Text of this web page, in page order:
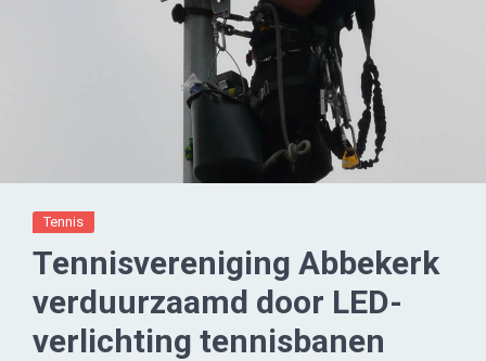
Tennis
Tennisvereniging Abbekerk
verduurzaamd door LED-
verlichting tennisbanen